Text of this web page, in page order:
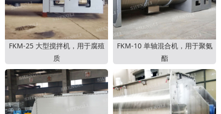
FKM-25 大型搅拌机，用于腐殖
质
FKM-10 单轴混合机，用于聚氨
酯